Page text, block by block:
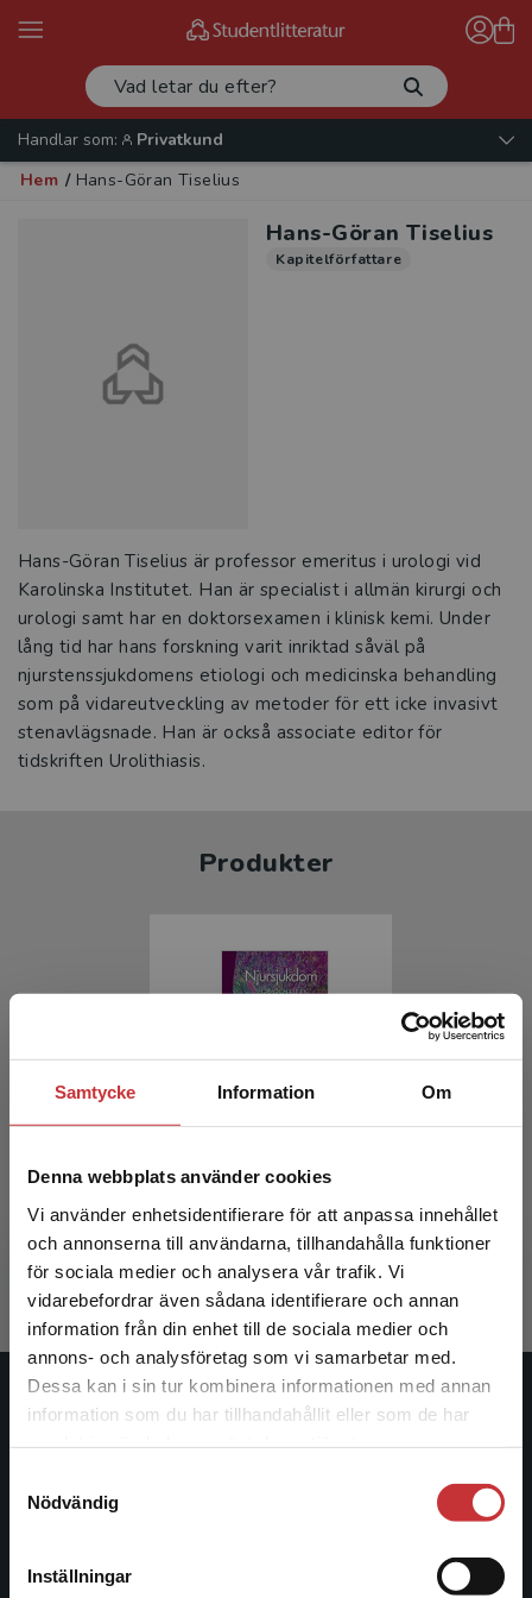
Samtycke Information Om
Denna webbplats använder cookies
Vi använder enhetsidentifierare för att anpassa innehållet
och annonserna till användarna, tillhandahålla funktioner
för sociala medier och analysera vår trafik. Vi
vidarebefordrar även sådana identifierare och annan
information från din enhet till de sociala medier och
annons- och analysföretag som vi samarbetar med.
Dessa kan i sin tur kombinera informationen med annan
information som du har tillhandahållit eller som de har
Nödvändig
Inställningar
Begränsad fraktregion
Det verkar som att du besöker
studentlitteratur.se via en enhet utanför Sverige.
Vi erbjuder inte leveranser utanför Sverige. För
att kunna slutföra ett köp måste
Handlar som:
Privatkund
Hem / Hans-Göran Tiselius
Hans-Göran Tiselius
Kapitelförfattare
Hans-Göran Tiselius är professor emeritus i urologi vid
Karolinska Institutet. Han är specialist i allmän kirurgi och
urologi samt har en doktorsexamen i klinisk kemi. Under
lång tid har hans forskning varit inriktad såväl på
njurstenssjukdomens etiologi och medicinska behandling
som på vidareutveckling av metoder för ett icke invasivt
stenavlägsnade. Han är också associate editor för
tidskriften Urolithiasis.
Produkter
Clyne, N - Rippe, B (red.)
665 krinkl. moms
Exkl. moms: 627 kr
Studentlitteratur
ledande utbildningsförlag. Med läromedel, kurslitteratur,
informationstjänster i utbudet, finns Studentlitteratur med
längs hela kunskapsresan.